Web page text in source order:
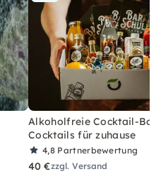
Alkoholfreie Cocktail-Box
Cocktails für zuhause
4,8 Partnerbewertung
40 €zzgl. Versand